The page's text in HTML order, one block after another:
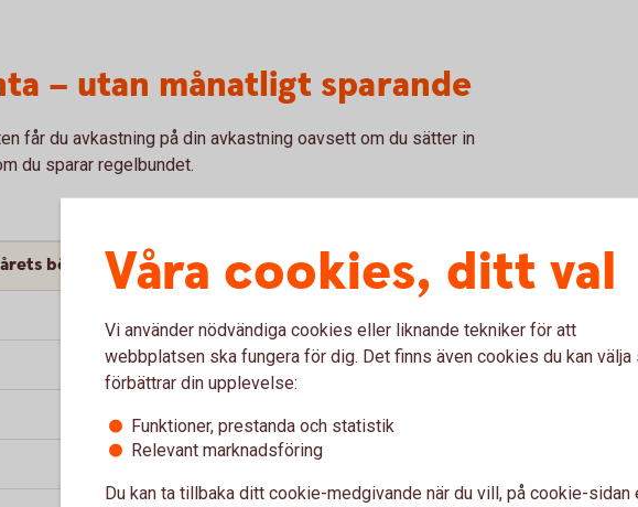
– utan månatligt sparande
får du avkastning på din avkastning oavsett om du sätter in
du sparar regelbundet.
början Avkastning 8,46%
918
1 171
Våra cookies, ditt val
Vi använder nödvändiga cookies eller liknande tekniker för att
webbplatsen ska fungera för dig. Det finns även cookies du kan välja
förbättrar din upplevelse:
Funktioner, prestanda och statistik
Relevant marknadsföring
Du kan ta tillbaka ditt cookie-medgivande när du vill, på cookie-sidan